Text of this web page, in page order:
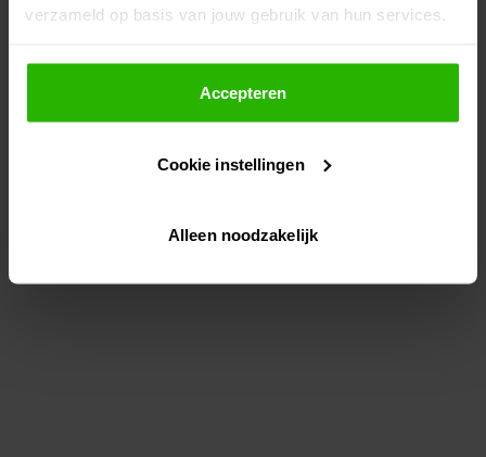
verzameld op basis van jouw gebruik van hun services.
Als je op "Accepteer" klikt, dan geef je Voordeeluitjes.nl
toestemming om cookies voor social media en
gepersonaliseerde advertenties te plaatsen.
Lees hier meer over in onsprivacybeleid
Via "Cookie instellingen" kun je ook zelf instellen welke
Accepteren
Cookie instellingen
Alleen noodzakelijk